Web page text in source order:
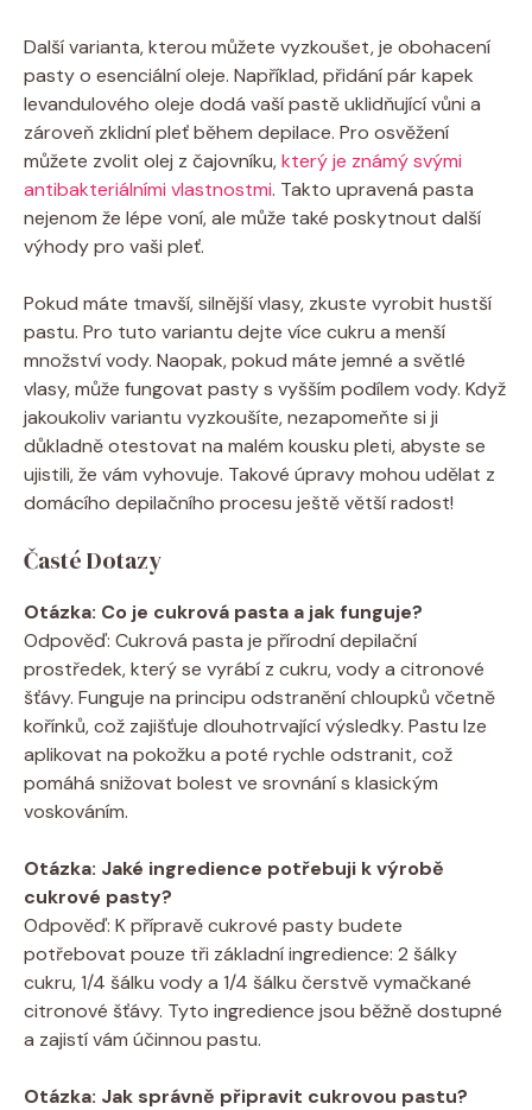
Další varianta, kterou můžete vyzkoušet, je obohacení
pasty o esenciální oleje. Například, přidání pár kapek
levandulového oleje dodá vaší pastě uklidňující vůni a
zároveň zklidní pleť během depilace. Pro osvěžení
můžete zvolit olej z čajovníku,který je známý svými
antibakteriálními vlastnostmi. Takto upravená pasta
nejenom že lépe voní, ale může také poskytnout další
výhody pro vaši pleť.
Pokud máte tmavší, silnější vlasy, zkuste vyrobit hustší
pastu. Pro tuto variantu dejte více cukru a menší
množství vody. Naopak, pokud máte jemné a světlé
vlasy, může fungovat pasty s vyšším podílem vody. Když
jakoukoliv variantu vyzkoušíte, nezapomeňte si ji
důkladně otestovat na malém kousku pleti, abyste se
ujistili, že vám vyhovuje. Takové úpravy mohou udělat z
domácího depilačního procesu ještě větší radost!
Časté Dotazy
Otázka: Co je cukrová pasta a jak funguje?
Odpověď: Cukrová pasta je přírodní depilační
prostředek, který se vyrábí z cukru, vody a citronové
šťávy. Funguje na principu odstranění chloupků včetně
kořínků, což zajišťuje dlouhotrvající výsledky. Pastu lze
aplikovat na pokožku a poté rychle odstranit, což
pomáhá snižovat bolest ve srovnání s klasickým
voskováním.
Otázka: Jaké ingredience potřebuji k výrobě
cukrové pasty?
Odpověď: K přípravě cukrové pasty budete
potřebovat pouze tři základní ingredience: 2 šálky
cukru, 1/4 šálku vody a 1/4 šálku čerstvě vymačkané
citronové šťávy. Tyto ingredience jsou běžně dostupné
a zajistí vám účinnou pastu.
Otázka: Jak správně připravit cukrovou pastu?